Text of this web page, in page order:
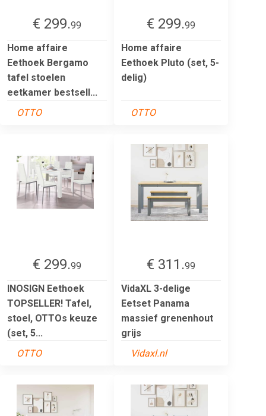
€ 299.99
Home affaire
Eethoek Bergamo
tafel stoelen
eetkamer bestsell...
OTTO
€ 299.99
Home affaire
Eethoek Pluto (set, 5-
delig)
OTTO
€ 299.99
INOSIGN Eethoek
TOPSELLER! Tafel,
stoel, OTTOs keuze
(set, 5...
OTTO
€ 311.99
VidaXL 3-delige
Eetset Panama
massief grenenhout
grijs
Vidaxl.nl